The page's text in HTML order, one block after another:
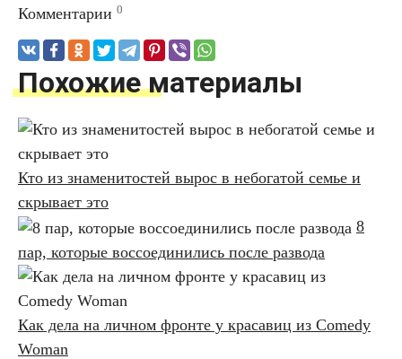
Комментарии 0
Похожие материалы
Кто из знаменитостей вырос в небогатой семье и
скрывает это
8
пар, которые воссоединились после развода
Как дела на личном фронте у красавиц из Comedy
Woman